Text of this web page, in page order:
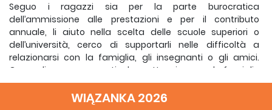
Seguo i ragazzi sia per la parte burocratica
dell’ammissione alle prestazioni e per il contributo
annuale, li aiuto nella scelta delle scuole superiori o
dell’università, cerco di supportarli nelle difficoltà a
relazionarsi con la famiglia, gli insegnanti o gli amici.
Cerco di avere una particolare attenzione per le famiglie
che hanno un ragazzo/a diversamente abile o quando un
genitore resta vedovo/a giovane e con figli piccoli: ad
WIĄZANKA 2026